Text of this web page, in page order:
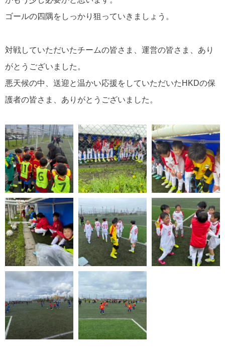
ゴールの四隅をしっかり狙っていきましょう。
対戦していただいたチームの皆さま、運営の皆さま、あり
がとうございました。
悪天候の中、送迎と温かい応援をしていただいたHKDの保
護者の皆さま、ありがとうございました。